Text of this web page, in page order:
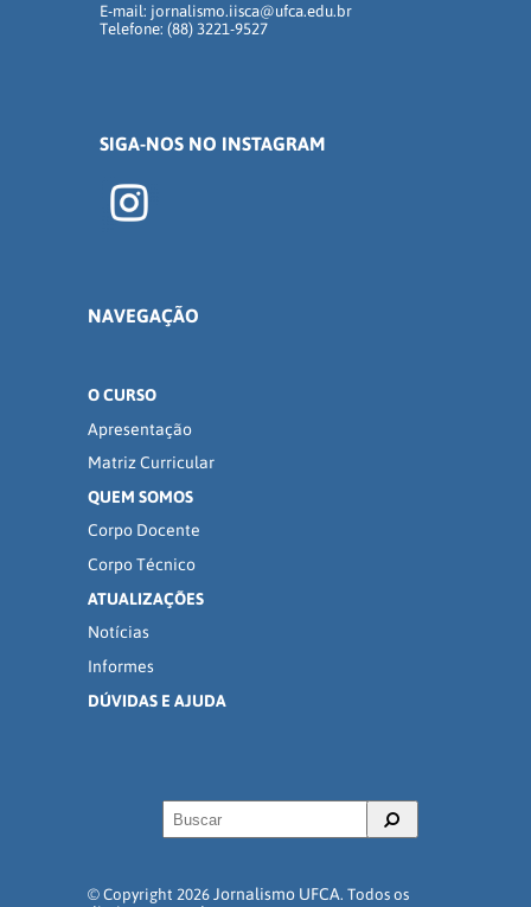
E-mail: jornalismo.iisca@ufca.edu.br
Telefone: (88) 3221-9527
SIGA-NOS NO INSTAGRAM
NAVEGAÇÃO
O CURSO
Apresentação
Matriz Curricular
QUEM SOMOS
Corpo Docente
Corpo Técnico
ATUALIZAÇÕES
Notícias
Informes
DÚVIDAS E AJUDA
© Copyright 2026 Jornalismo UFCA. Todos os